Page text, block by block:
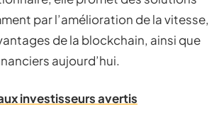
par l’amélioration de la vitesse,
de la blockchain, ainsi que
aujourd’hui.
investisseurs avertis